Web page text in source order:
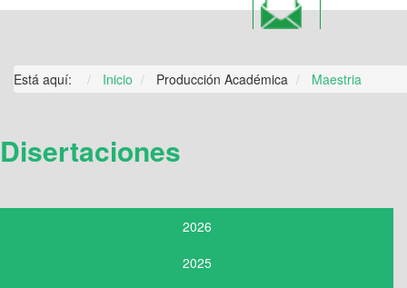
Está aquí: Inicio Producción Académica Maestria
Disertaciones
2026
2025